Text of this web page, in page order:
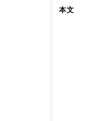
本文